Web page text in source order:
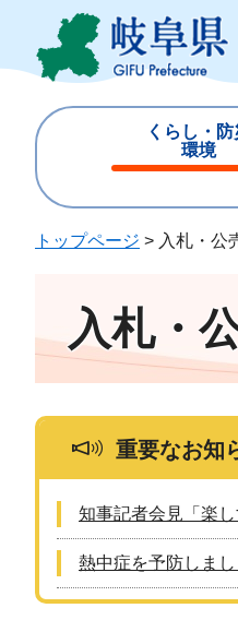
ジ
ュ
くらし・防
環境
じ
トップページ > 入札・公
入札・
重要なお知
知事記者会見「楽
熱中症を予防しまし